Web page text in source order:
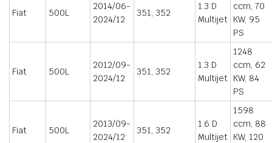
Fiat 500L
2014/06-
2024/12
351, 352
1.3 D
Multijet
ccm, 70
KW, 95
PS
Fiat 500L
2012/09-
2024/12
351, 352
1.3 D
Multijet
1248
ccm, 62
KW, 84
PS
Fiat 500L
2013/09-
2024/12
351, 352
1.6 D
Multijet
1598
ccm, 88
KW, 120